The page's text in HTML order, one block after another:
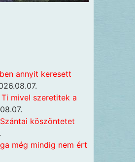
annyit keresett
mivel szeretitek a
köszöntetet
még mindig nem ért